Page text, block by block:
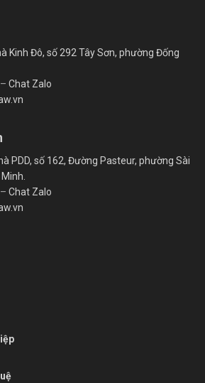
Kinh Đô, số 292 Tây Sơn, phường Đống
– Chat Zalo
PDD, số 162, Đường Pasteur, phường Sài
– Chat Zalo